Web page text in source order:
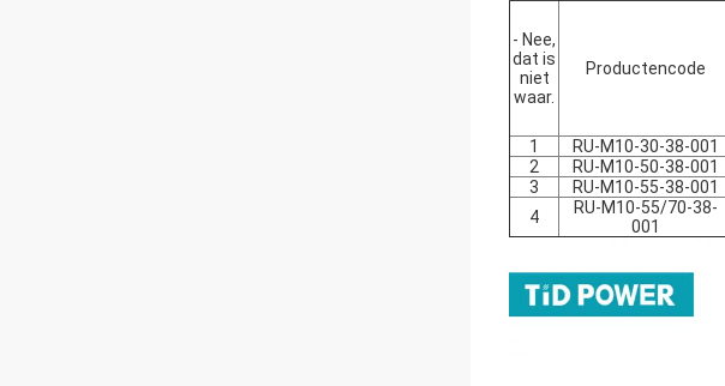
- Nee,
dat is
niet
waar.
Productencode
1
RU-M10-30-38-001
2
RU-M10-50-38-001
3
RU-M10-55-38-001
4
RU-M10-55/70-38-
001